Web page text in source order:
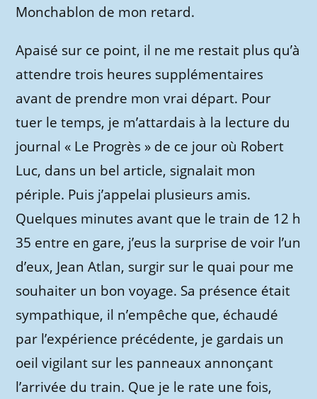
Monchablon de mon retard.
Apaisé sur ce point, il ne me restait plus qu’à
attendre trois heures supplémentaires
avant de prendre mon vrai départ. Pour
tuer le temps, je m’attardais à la lecture du
journal « Le Progrès » de ce jour où Robert
Luc, dans un bel article, signalait mon
périple. Puis j’appelai plusieurs amis.
Quelques minutes avant que le train de 12 h
35 entre en gare, j’eus la surprise de voir l’un
d’eux, Jean Atlan, surgir sur le quai pour me
souhaiter un bon voyage. Sa présence était
sympathique, il n’empêche que, échaudé
par l’expérience précédente, je gardais un
oeil vigilant sur les panneaux annonçant
l’arrivée du train. Que je le rate une fois,